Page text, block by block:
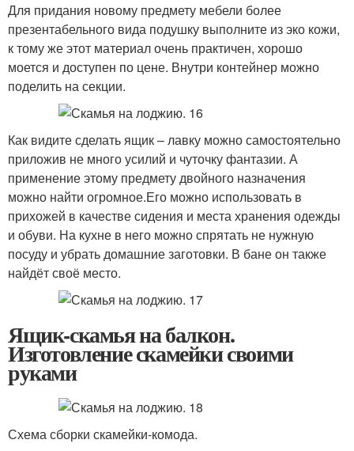
Для придания новому предмету мебели более
презентабельного вида подушку выполните из эко кожи,
к тому же этот материал очень практичен, хорошо
моется и доступен по цене. Внутри контейнер можно
поделить на секции.
Как видите сделать ящик – лавку можно самостоятельно
приложив не много усилий и чуточку фантазии. А
применение этому предмету двойного назначения
можно найти огромное.Его можно использовать в
прихожей в качестве сидения и места хранения одежды
и обуви. На кухне в него можно спрятать не нужную
посуду и убрать домашние заготовки. В бане он также
найдёт своё место.
Ящик-скамья на балкон.
Изготовление скамейки своими
руками
Схема сборки скамейки-комода.